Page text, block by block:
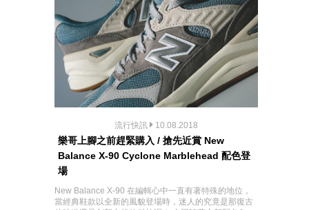
流行快訊 10.08.2018
樂哥上腳之前趕緊購入 / 搶先近賞 New
Balance X-90 Cyclone Marblehead 配色登
場
New Balance X-90 在編輯心中一直有著特殊的地位，
當經典鞋款以全新的風貌登場時，迷人的究竟是那復古